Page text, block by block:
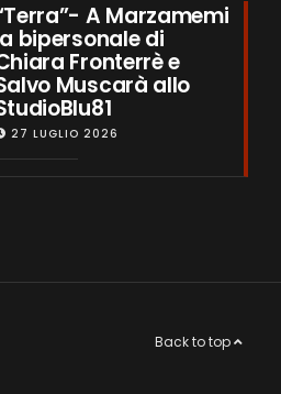
A Marzamemi
bipersonale di
Fronterrè e
Muscarà allo
27 LUGLIO 2026
Back to top